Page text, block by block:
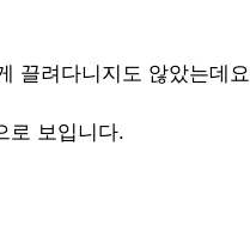
끌려다니지도 않았는데
로 보입니다.